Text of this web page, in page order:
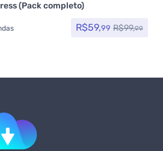
(Pack completo)
R$59,99 R$99,99